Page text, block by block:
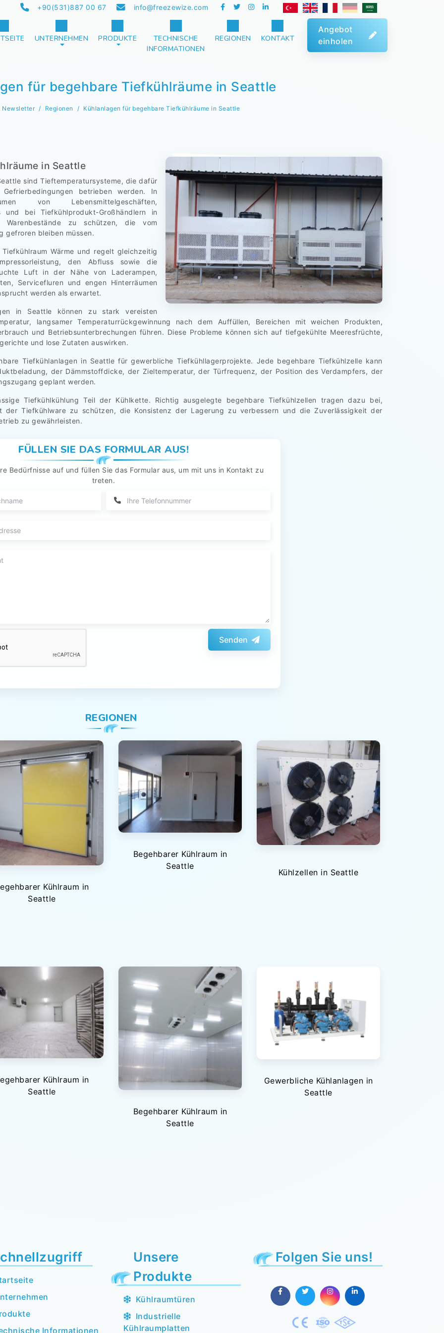
+90(531)887 00 67 info@freezewize.com
UNTERNEHMEN PRODUKTE
TECHNISCHE
INFORMATIONEN
REGIONEN KONTAKT
Angebot
einholen
für begehbare Tiefkühlräume in Seattle
Newsletter Regionen Kühlanlagen für begehbare Tiefkühlräume in Seattle
in Seattle
sind Tieftemperatursysteme, die dafür
betrieben werden. In
von Lebensmittelgeschäften,
und bei Tiefkühlprodukt-Großhändlern in
zu schützen, die vom
gefroren bleiben müssen.
Wärme und regelt gleichzeitig
den Abfluss sowie die
Luft in der Nähe von Laderampen,
Servicefluren und engen Hinterräumen
werden als erwartet.
in Seattle können zu stark vereisten
langsamer Temperaturrückgewinnung nach dem Auffüllen, Bereichen mit weichen Produkten,
und Betriebsunterbrechungen führen. Diese Probleme können sich auf tiefgekühlte Meeresfrüchte,
und lose Zutaten auswirken.
Tiefkühlanlagen in Seattle für gewerbliche Tiefkühllagerprojekte. Jede begehbare Tiefkühlzelle kann
der Dämmstoffdicke, der Zieltemperatur, der Türfrequenz, der Position des Verdampfers, der
geplant werden.
Tiefkühlkühlung Teil der Kühlkette. Richtig ausgelegte begehbare Tiefkühlzellen tragen dazu bei,
der Tiefkühlware zu schützen, die Konsistenz der Lagerung zu verbessern und die Zuverlässigkeit der
zu gewährleisten.
FÜLLEN SIE DAS FORMULAR AUS!
Bedürfnisse auf und füllen Sie das Formular aus, um mit uns in Kontakt zu
treten.
Senden
REGIONEN
Kühlraum in
Seattle
Begehbarer Kühlraum in
Seattle
Kühlzellen in Seattle
Kühlraum in
Seattle
Begehbarer Kühlraum in
Seattle
Gewerbliche Kühlanlagen in
Seattle
Informationen
Unsere
Produkte
Kühlraumtüren
Industrielle
Kühlraumplatten
Folgen Sie uns!